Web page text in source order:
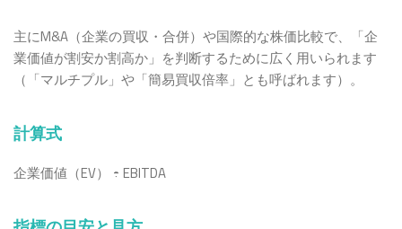
主にM&A（企業の買収・合併）や国際的な株価比較で、「企
業価値が割安か割高か」を判断するために広く用いられます
（「マルチプル」や「簡易買収倍率」とも呼ばれます）。
計算式
企業価値（EV） ÷ EBITDA